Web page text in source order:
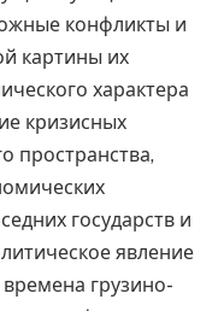
конфликты и
картины их
характера
кризисных
пространства,
государств и
явление
грузино-